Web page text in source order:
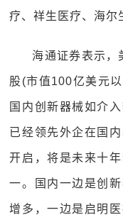
疗、祥生医疗、海尔
海通证券表示，
股(市值100亿美元
国内创新器械如介
已经领先外企在国
开启，将是未来十
一。国内一边是创
增多，一边是启明